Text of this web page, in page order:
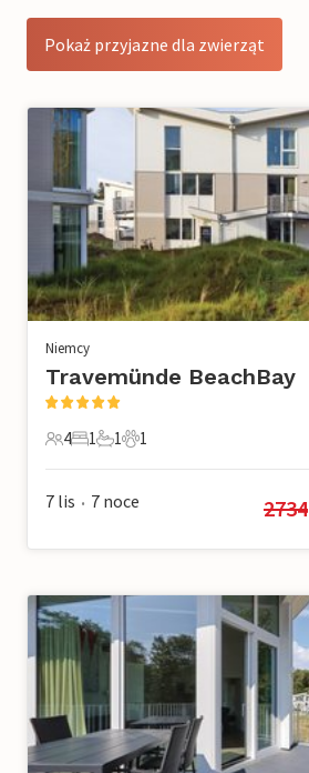
Pokaż przyjazne dla zwierząt
Niemcy
Travemünde BeachBay
4 Goście
4
1 Sypialnia
1
1 Łazienka
1
1 Zwierzę domowe
1
7 lis • 7 noce 2734